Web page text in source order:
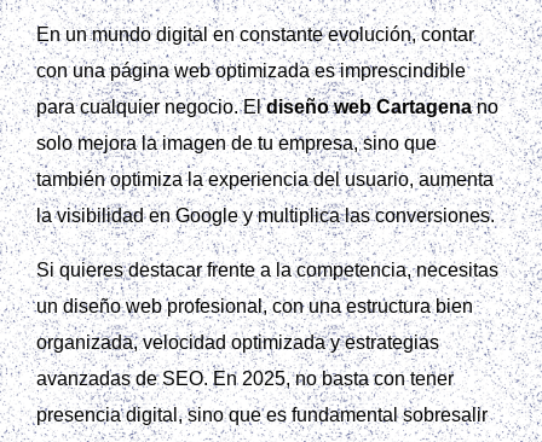
En un mundo digital en constante evolución, contar
con una página web optimizada es imprescindible
para cualquier negocio. Eldiseño web Cartagenano
solo mejora la imagen de tu empresa, sino que
también optimiza la experiencia del usuario, aumenta
la visibilidad en Google y multiplica las conversiones.
Si quieres destacar frente a la competencia, necesitas
un diseño web profesional, con una estructura bien
organizada, velocidad optimizada y estrategias
avanzadas de SEO. En 2025, no basta con tener
presencia digital, sino que es fundamental sobresalir